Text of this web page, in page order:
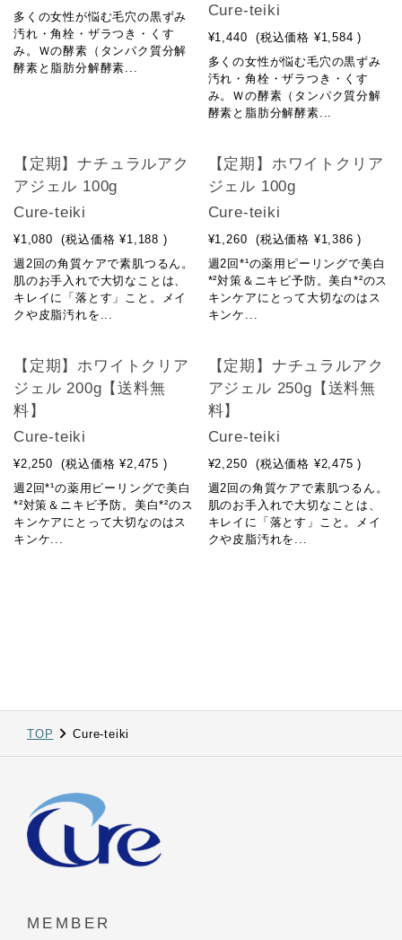
多くの女性が悩む毛穴の黒ずみ
汚れ・角栓・ザラつき・くす
み。Ｗの酵素（タンパク質分解
酵素と脂肪分解酵素...
Cure-teiki
¥1,440 (税込価格 ¥1,584 )
多くの女性が悩む毛穴の黒ずみ
汚れ・角栓・ザラつき・くす
み。Ｗの酵素（タンパク質分解
酵素と脂肪分解酵素...
【定期】ナチュラルアク
アジェル 100g
Cure-teiki
¥1,080 (税込価格 ¥1,188 )
週2回の角質ケアで素肌つるん。
肌のお手入れで大切なことは、
キレイに「落とす」こと。メイ
クや皮脂汚れを...
【定期】ホワイトクリア
ジェル 100g
Cure-teiki
¥1,260 (税込価格 ¥1,386 )
週2回*¹の薬用ピーリングで美白
*²対策＆ニキビ予防。美白*²のス
キンケアにとって大切なのはス
キンケ...
【定期】ホワイトクリア
ジェル 200g【送料無
料】
Cure-teiki
¥2,250 (税込価格 ¥2,475 )
週2回*¹の薬用ピーリングで美白
*²対策＆ニキビ予防。美白*²のス
キンケアにとって大切なのはス
キンケ...
【定期】ナチュラルアク
アジェル 250g【送料無
料】
Cure-teiki
¥2,250 (税込価格 ¥2,475 )
週2回の角質ケアで素肌つるん。
肌のお手入れで大切なことは、
キレイに「落とす」こと。メイ
クや皮脂汚れを...
TOP Cure-teiki
MEMBER